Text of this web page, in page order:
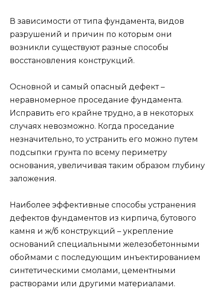
В зависимости от типа фундамента, видов
разрушений и причин по которым они
возникли существуют разные способы
восстановления конструкций.
Основной и самый опасный дефект –
неравномерное проседание фундамента.
Исправить его крайне трудно, а в некоторых
случаях невозможно. Когда проседание
незначительно, то устранить его можно путем
подсыпки грунта по всему периметру
основания, увеличивая таким образом глубину
заложения.
Наиболее эффективные способы устранения
дефектов фундаментов из кирпича, бутового
камня и ж/б конструкций – укрепление
оснований специальными железобетонными
обоймами с последующим инъектированием
синтетическими смолами, цементными
растворами или другими материалами.